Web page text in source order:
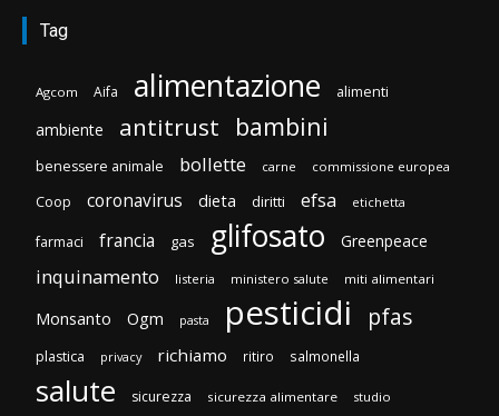
Tag
Agcom Aifa alimentazione alimenti
ambiente antitrust bambini
benessere animale bollette carne commissione europea
Coop coronavirus dieta diritti efsa etichetta
farmaci francia gas glifosato Greenpeace
inquinamento listeria ministero salute miti alimentari
Monsanto Ogm pasta pesticidi pfas
plastica privacy richiamo ritiro salmonella
salute sicurezza sicurezza alimentare studio